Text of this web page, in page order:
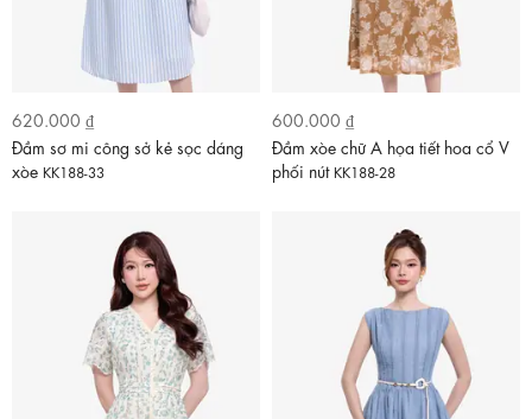
620.000 ₫
Đầm sơ mi công sở kẻ sọc dáng
xòe KK188-33
600.000 ₫
Đầm xòe chữ A họa tiết hoa cổ V
phối nút KK188-28